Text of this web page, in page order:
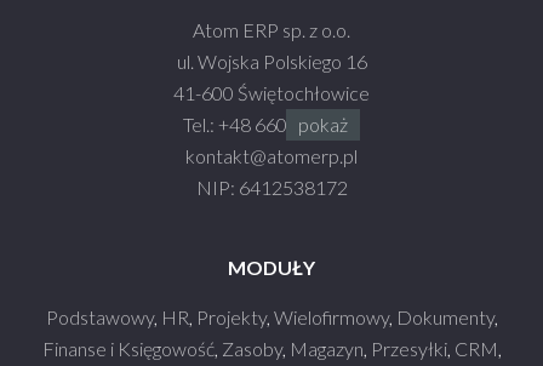
Atom ERP sp. z o.o.
ul. Wojska Polskiego 16
41-600 Świętochłowice
Tel.: +48 660 990 930
pokaż
kontakt@atomerp.pl
NIP: 6412538172
MODUŁY
Podstawowy, HR Projekty, Wielofirmowy, Dokumenty,
Finanse i Księgowość, Zasoby, Magazyn Przesyłki, CRM